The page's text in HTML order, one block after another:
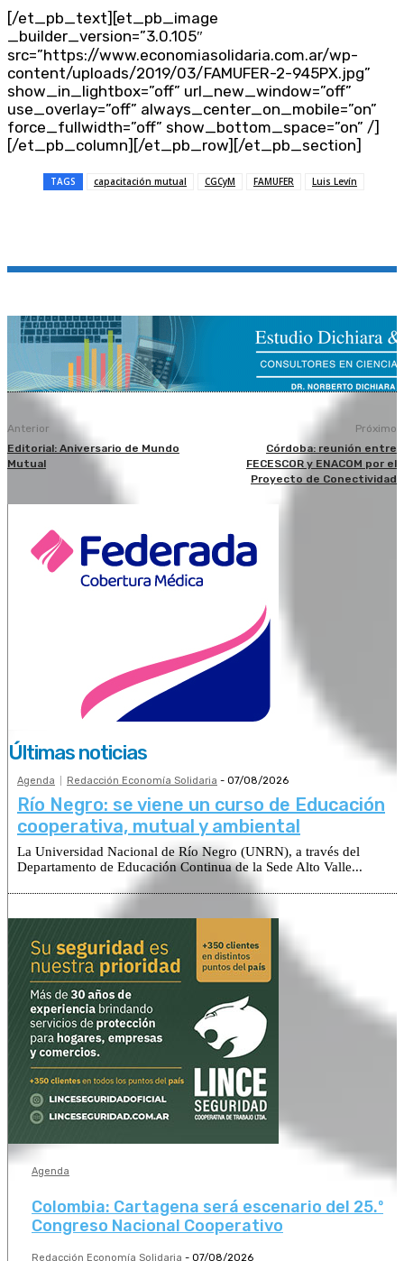
[/et_pb_text][et_pb_image
_builder_version=”3.0.105″
src=”https://www.economiasolidaria.com.ar/wp-
content/uploads/2019/03/FAMUFER-2-945PX.jpg”
show_in_lightbox=”off” url_new_window=”off”
use_overlay=”off” always_center_on_mobile=”on”
force_fullwidth=”off” show_bottom_space=”on” /]
[/et_pb_column][/et_pb_row][/et_pb_section]
TAGS capacitación mutual CGCyM FAMUFER Luis Levín
Anterior
Editorial: Aniversario de Mundo
Mutual
Próximo
Córdoba: reunión entre
FECESCOR y ENACOM por el
Proyecto de Conectividad
Últimas noticias
Agenda Redacción Economía Solidaria - 07/08/2026
Río Negro: se viene un curso de Educación
cooperativa, mutual y ambiental
La Universidad Nacional de Río Negro (UNRN), a través del
Departamento de Educación Continua de la Sede Alto Valle...
Agenda
Colombia: Cartagena será escenario del 25.º
Congreso Nacional Cooperativo
Redacción Economía Solidaria - 07/08/2026